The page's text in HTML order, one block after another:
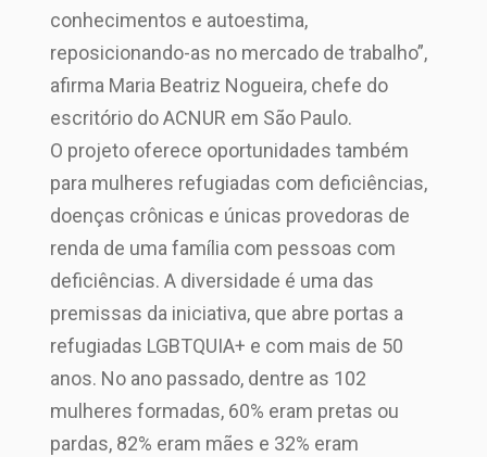
conhecimentos e autoestima,
reposicionando-as no mercado de trabalho”,
afirma Maria Beatriz Nogueira, chefe do
escritório do ACNUR em São Paulo.
O projeto oferece oportunidades também
para mulheres refugiadas com deficiências,
doenças crônicas e únicas provedoras de
renda de uma família com pessoas com
deficiências. A diversidade é uma das
premissas da iniciativa, que abre portas a
refugiadas LGBTQUIA+ e com mais de 50
anos. No ano passado, dentre as 102
mulheres formadas, 60% eram pretas ou
pardas, 82% eram mães e 32% eram